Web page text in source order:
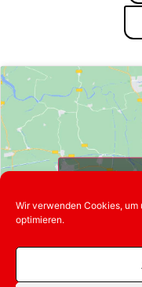
Wir verwenden Cookies, um
optimieren.
Klicke hier,